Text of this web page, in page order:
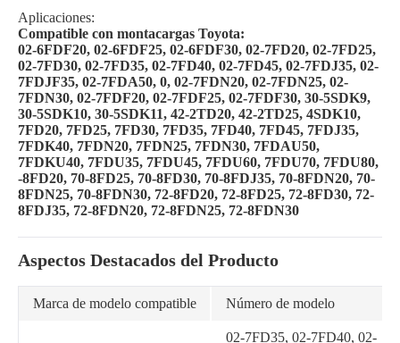
Aplicaciones:
Compatible con montacargas Toyota:
02-6FDF20, 02-6FDF25, 02-6FDF30, 02-7FD20, 02-7FD25,
02-7FD30, 02-7FD35, 02-7FD40, 02-7FD45, 02-7FDJ35, 02-
7FDJF35, 02-7FDA50, 0, 02-7FDN20, 02-7FDN25, 02-
7FDN30, 02-7FDF20, 02-7FDF25, 02-7FDF30, 30-5SDK9,
30-5SDK10, 30-5SDK11, 42-2TD20, 42-2TD25, 4SDK10,
7FD20, 7FD25, 7FD30, 7FD35, 7FD40, 7FD45, 7FDJ35,
7FDK40, 7FDN20, 7FDN25, 7FDN30, 7FDAU50,
7FDKU40, 7FDU35, 7FDU45, 7FDU60, 7FDU70, 7FDU80,
-8FD20, 70-8FD25, 70-8FD30, 70-8FDJ35, 70-8FDN20, 70-
8FDN25, 70-8FDN30, 72-8FD20, 72-8FD25, 72-8FD30, 72-
8FDJ35, 72-8FDN20, 72-8FDN25, 72-8FDN30
Aspectos Destacados del Producto
Marca de modelo compatible Número de modelo
02-7FD35, 02-7FD40, 02-